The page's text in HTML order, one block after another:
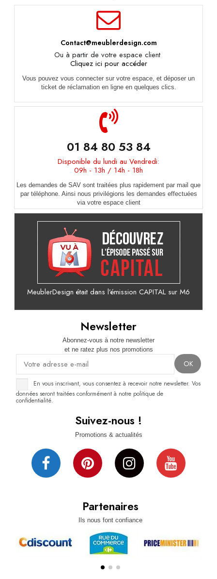
Contact@meublerdesign.com
Ou à partir de votre espace client
Cliquez ici pour accéder
Vous pouvez vous connecter sur votre espace, et déposer un
ticket de réclamation en ligne en quelques clics.
01 84 80 53 84
Disponible du lundi au Vendredi:
09h - 13h / 14h - 18h
Les demandes de SAV sont traitées plus rapidement par mail que
par téléphone. Ainsi nous privilégions les demandes effectuées
via votre espace client
MeublerDesign était dans l’émission CAPITAL sur M6
Partenaires
Ils nous font confiance
Suivez-nous !
Promotions & actualités
Newsletter
Abonnez-vous à notre newsletter
et ne ratez plus nos promotions
En vous inscrivant, vous consentez à recevoir notre newsletter. Vos
données seront traitées conformément à notre politique de
confidentialité.